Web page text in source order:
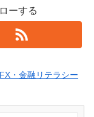
ーする
FX・金融リテラシー